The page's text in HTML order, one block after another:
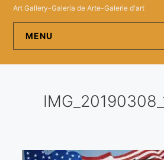
Art Gallery-Galeria de Arte-Galerie d'art
MENU
Artistas
Visitas a los ateliers o talleres de